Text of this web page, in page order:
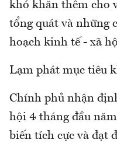
khó khăn thêm cho
tổng quát và những
hoạch kinh tế - xã
Lạm phát mục tiêu
Chính phủ nhận
hội 4 tháng đầu
biến tích cực và đạt